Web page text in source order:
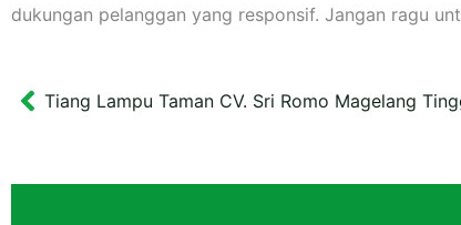
dukungan pelanggan yang responsif. Jangan ragu
Prev
Tiang Lampu Taman CV. Sri Romo Magelang